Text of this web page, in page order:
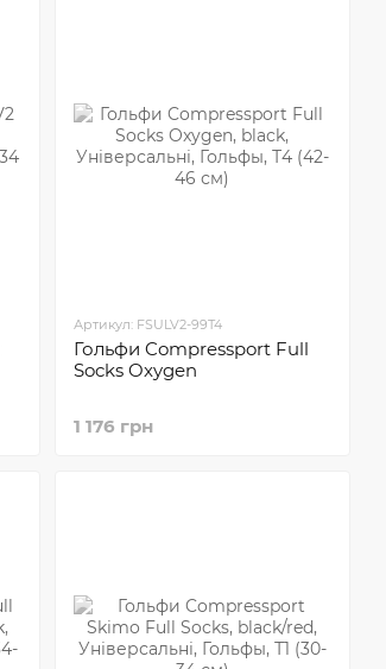
Артикул: FSULV2-99T4
Гольфи Compressport Full
Socks Oxygen
1 176 грн